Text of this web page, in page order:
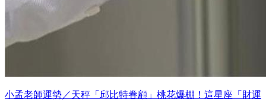
小孟老師運勢／天秤「邱比特眷顧」桃花爆棚！這星座「財運